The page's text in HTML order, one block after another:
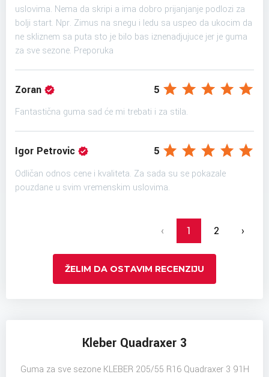
uslovima. Nema da skripi a ima dobro prijanjanje podlozi za
bolji start. Npr. Zimus na snegu i ledu sa uspeo da ukocim da
ne skliznem sa puta sto je bilo bas iznenadjujuce jer je guma
za sve sezone. Preporuka
Zoran 5
Fantastična guma sad će mi trebati i za stila.
Igor Petrovic 5
Odličan odnos cene i kvaliteta. Za sada su se pokazale
pouzdane u svim vremenskim uslovima.
‹ 1 2 ›
ŽELIM DA OSTAVIM RECENZIJU
Kleber Quadraxer 3
Guma za sve sezone KLEBER 205/55 R16 Quadraxer 3 91H